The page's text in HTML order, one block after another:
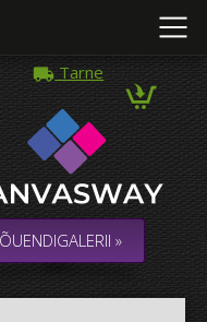
Tarne
»
mitmest Fotost